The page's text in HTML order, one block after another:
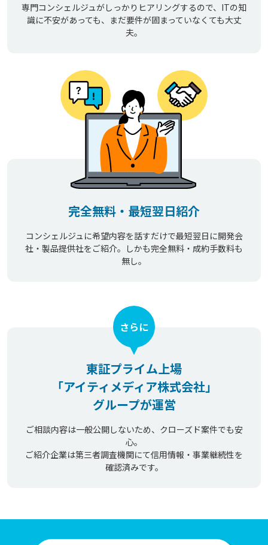
専門コンシェルジュがしっかりヒアリングするので、ITの知
識に不安があっても、まだ要件が固まっていなくても大丈
夫。
完全無料・最短翌日紹介
コンシェルジュに希望内容を話すだけで最短翌日に開発会
社・製品提供社をご紹介。しかも完全無料・成約手数料も
無し。
東証プライム上場
「アイティメディア株式会社」
グループが運営
さらに
ご相談内容は一般公開しないため、クローズド案件でも安
心。
ご紹介企業は第三者調査機関にて信用情報・事業継続性を
確認済みです。